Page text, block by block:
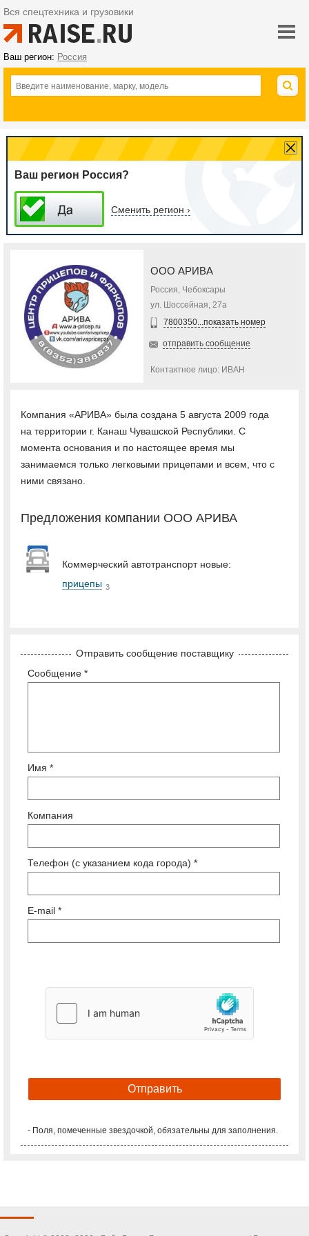
Вся спецтехника и грузовики
Ваш регион: Россия
Ваш регион Россия?
Сменить регион ›
ООО АРИВА
Россия, Чебоксары
ул. Шоссейная, 27а
7800350...показать номер
отправить сообщение
Контактное лицо: ИВАН
Компания «АРИВА» была создана 5 августа 2009 года
на территории г. Канаш Чувашской Республики. С
момента основания и по настоящее время мы
занимаемся только легковыми прицепами и всем, что с
ними связано.
Предложения компании ООО АРИВА
Коммерческий автотранспорт новые:
прицепы 3
Отправить сообщение поставщику
Сообщение *
Имя *
Компания
Телефон (с указанием кода города) *
E-mail *
- Поля, помеченные звездочкой, обязательны для заполнения.